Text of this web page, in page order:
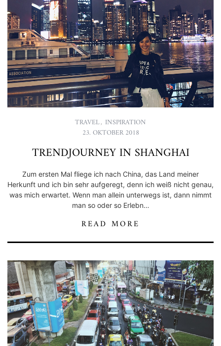
TRAVEL, INSPIRATION
23. OKTOBER 2018
TRENDJOURNEY IN SHANGHAI
Zum ersten Mal fliege ich nach China, das Land meiner
Herkunft und ich bin sehr aufgeregt, denn ich weiß nicht genau,
was mich erwartet. Wenn man allein unterwegs ist, dann nimmt
man so oder so Erlebn…
READ MORE